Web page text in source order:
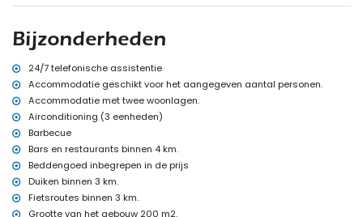
dichtstbijzijnde rivier of oever: Middellandse Zee (binnen 3
dichtstbijzijnde strand: Cala Moraig (binnen 3 kilometer van de
villa)
dichtstbijzijnde haven: El Portet, Moraira (binnen 10 kilometer van
dichtstbijzijnde park: Circle Park, Moraira (binnen 10 kilometer van
de villa)
dichtstbijzijnde luchthaven: Alicante (binnen 100 kilometer van de
villa)
tweede dichtstbijzijnde luchthaven: Valencia (> 100 kilometer)
huisdieren zijn niet toegestaan
De accommodatie is zeer geschikt voor gezinnen met kinderen
Bijzonderheden
24/7 telefonische assistentie
Accommodatie geschikt voor het aangegeven aantal personen.
Accommodatie met twee woonlagen.
Airconditioning (3 eenheden)
Barbecue
Bars en restaurants binnen 4 km.
Beddengoed inbegrepen in de prijs
Duiken binnen 3 km.
Fietsroutes binnen 3 km.
Grootte van het gebouw 200 m2.